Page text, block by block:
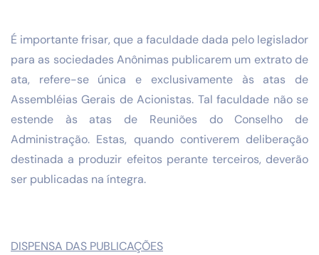
É importante frisar, que a faculdade dada pelo legislador
para as sociedades Anônimas publicarem um extrato de
ata, refere-se única e exclusivamente às atas de
Assembléias Gerais de Acionistas. Tal faculdade não se
estende às atas de Reuniões do Conselho de
Administração. Estas, quando contiverem deliberação
destinada a produzir efeitos perante terceiros, deverão
ser publicadas na íntegra.
DISPENSA DAS PUBLICAÇÕES